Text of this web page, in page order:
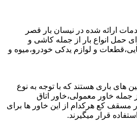
ارائه شده در نیسان بار قصر
حمل انواع بار از جمله کاشی و
و لوازم یدکی خودرو،میوه و
های باری هستند که با توجه به نوع
جمله خاور معمولی،خاور اتاق
مسقف کع هرکدام از این خاور ها برای
قرار میگیرند.